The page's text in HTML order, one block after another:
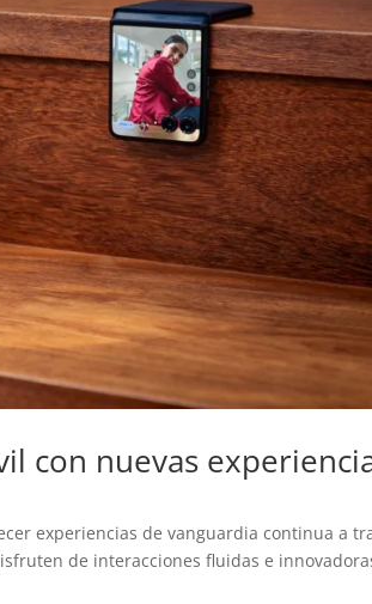
con nuevas
experiencias de vanguardia continua a
de interacciones fluidas e